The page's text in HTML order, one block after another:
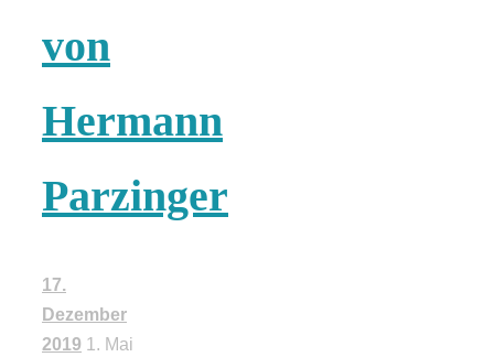
von
Hermann
Parzinger
17.
Dezember
2019 1. Mai